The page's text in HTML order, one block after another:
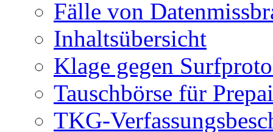
Fälle von
Inhaltsübersicht
Klage gegen
Tauschbörse für
TKG-